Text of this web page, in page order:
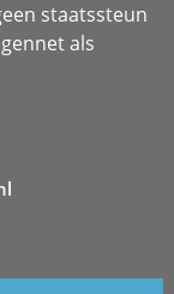
staatssteun
als